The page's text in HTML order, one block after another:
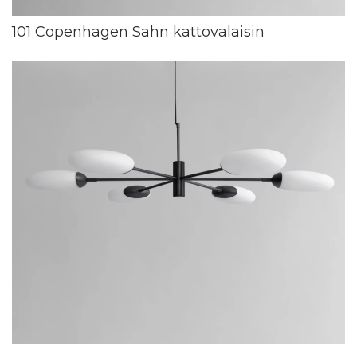
101 Copenhagen Sahn kattovalaisin